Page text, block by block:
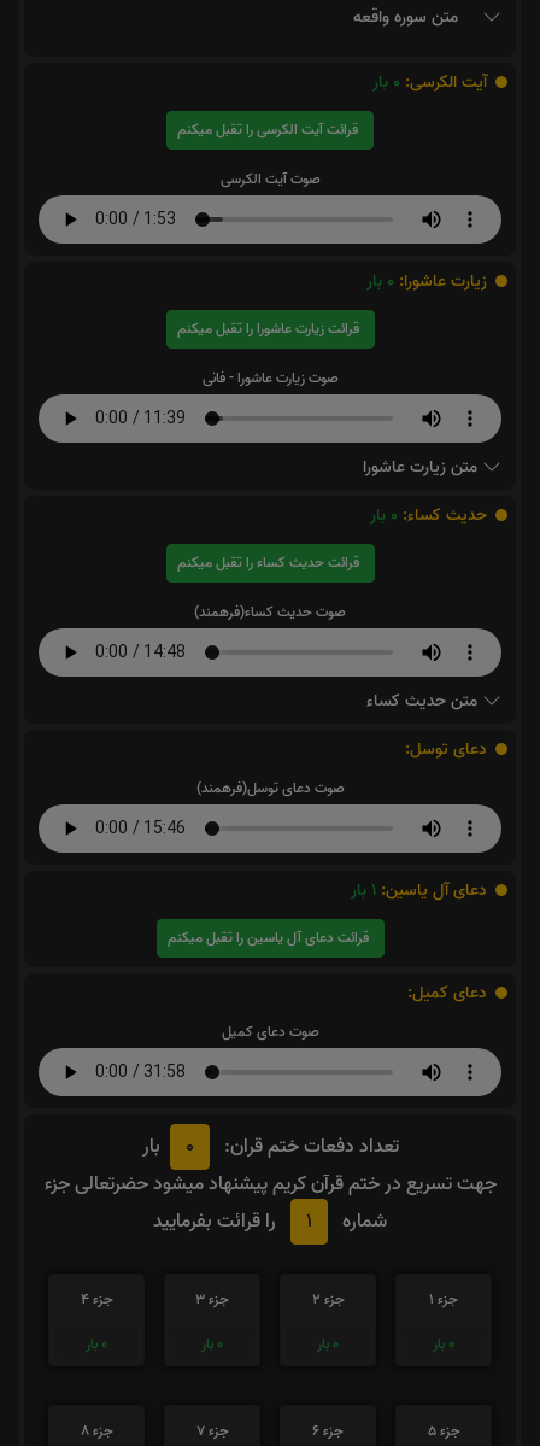
متن سوره واقعه
آیت الکرسی: 0 بار
قرائت آیت الکرسی را تقبل میکنم
صوت آیت الکرسی
زیارت عاشورا: 0 بار
قرائت زیارت عاشورا را تقبل میکنم
صوت زیارت عاشورا - فانی
متن زیارت عاشورا
حدیث کساء: 0 بار
قرائت حدیث کساء را تقبل میکنم
صوت حدیث کساء(فرهمند)
متن حدیث کساء
دعای توسل:
صوت دعای توسل(فرهمند)
دعای آل یاسین: 1 بار
قرائت دعای آل یاسین را تقبل میکنم
دعای کمیل:
صوت دعای کمیل
تعداد دفعات ختم قران: 0
بار
جهت تسریع در ختم قرآن کریم پیشنهاد میشود حضرتعالی جزء
شماره
1 را قرائت بفرمایید
جزء 1
0 بار
جزء 2
0 بار
جزء 3
0 بار
جزء 4
0 بار
جزء 5
جزء 6
جزء 7
جزء 8